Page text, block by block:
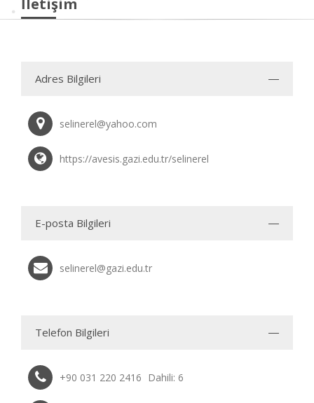
İletişim
Adres Bilgileri
selinerel@yahoo.com
https://avesis.gazi.edu.tr/selinerel
E-posta Bilgileri
selinerel@gazi.edu.tr
Telefon Bilgileri
+90 031 220 2416 Dahili: 6